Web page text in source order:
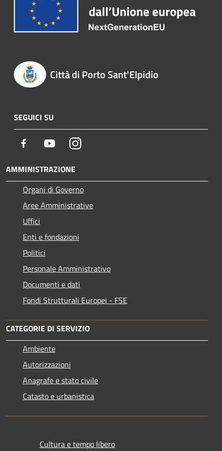
Città di Porto Sant'Elpidio
SEGUICI SU
Facebook YoutubeInstagram
AMMINISTRAZIONE
Organi di Governo
Aree Amministrative
Uffici
Enti e fondazioni
Politici
Personale Amministrativo
Documenti e dati
Fondi Strutturali Europei - FSE
CATEGORIE DI SERVIZIO
Ambiente
Autorizzazioni
Anagrafe e stato civile
Catasto e urbanistica
Cultura e tempo libero